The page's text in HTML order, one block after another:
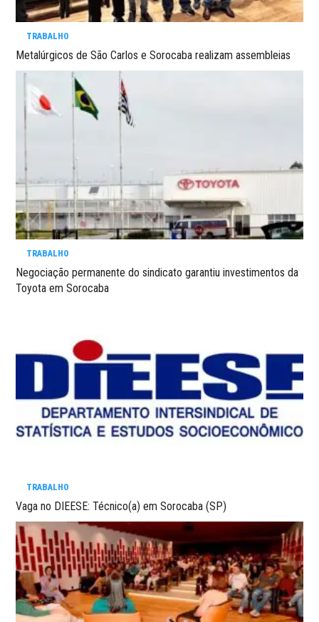
TRABALHO
Metalúrgicos de São Carlos e Sorocaba realizam assembleias
TRABALHO
Negociação permanente do sindicato garantiu investimentos da
Toyota em Sorocaba
TRABALHO
Vaga no DIEESE: Técnico(a) em Sorocaba (SP)